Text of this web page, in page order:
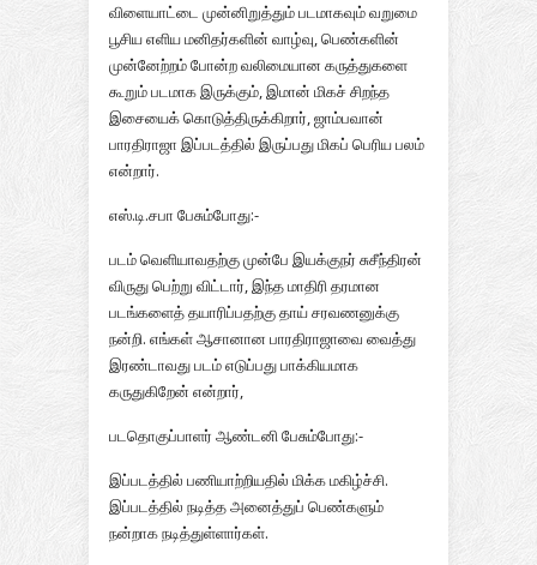
விளையாட்டை முன்னிறுத்தும் படமாகவும் வறுமை
பூசிய எளிய மனிதர்களின் வாழ்வு, பெண்களின்
முன்னேற்றம் போன்ற வலிமையான கருத்துகளை
கூறும் படமாக இருக்கும், இமான் மிகச் சிறந்த
இசையைக் கொடுத்திருக்கிறார், ஜாம்பவான்
பாரதிராஜா இப்படத்தில் இருப்பது மிகப் பெரிய பலம்
என்றார்.
எஸ்.டி.சபா பேசும்போது:-
படம் வெளியாவதற்கு முன்பே இயக்குநர் சுசீந்திரன்
விருது பெற்று விட்டார், இந்த மாதிரி தரமான
படங்களைத் தயாரிப்பதற்கு தாய் சரவணனுக்கு
நன்றி. எங்கள் ஆசானான பாரதிராஜாவை வைத்து
இரண்டாவது படம் எடுப்பது பாக்கியமாக
கருதுகிறேன் என்றார்,
படதொகுப்பாளர் ஆண்டனி பேசும்போது:-
இப்படத்தில் பணியாற்றியதில் மிக்க மகிழ்ச்சி.
இப்படத்தில் நடித்த அனைத்துப் பெண்களும்
நன்றாக நடித்துள்ளார்கள்.